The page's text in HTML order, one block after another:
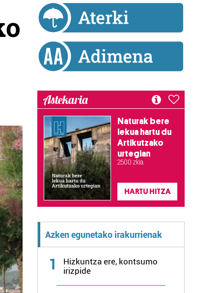
Astekaria
Naturak bere
lekua hartu du
Artikutzako
urtegian
2.500 zkia.
HARTU HITZA
Azken egunetako irakurrienak
1
Hizkuntza ere, kontsumo
irizpide